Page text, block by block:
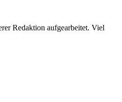
Redaktion aufgearbeitet. Viel